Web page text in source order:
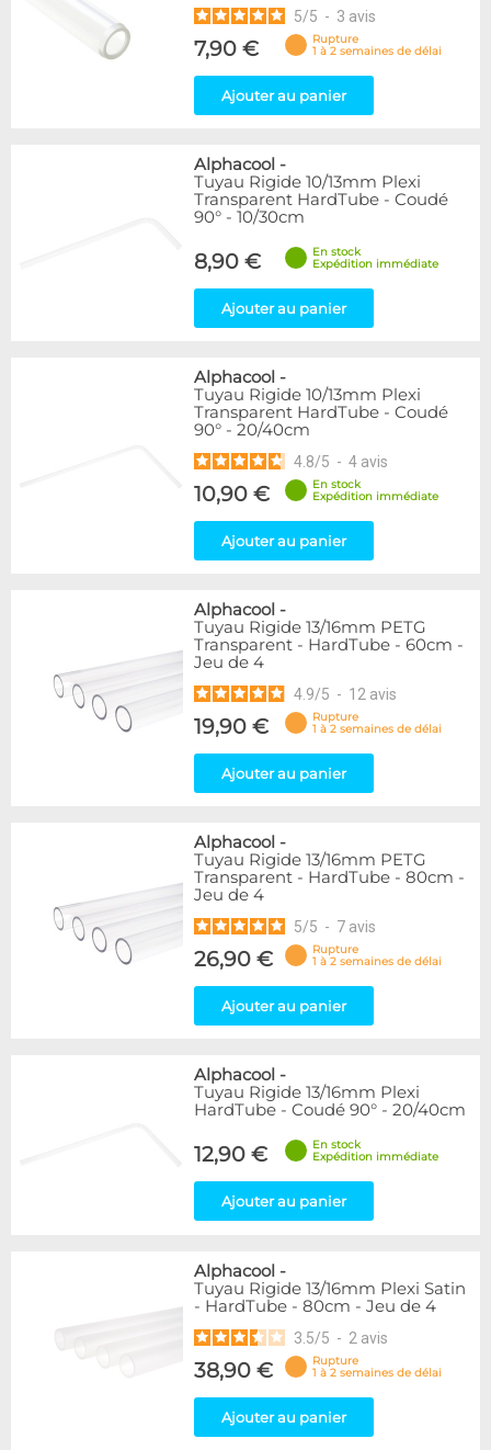
5/5 - 3 avis
7,90 €
Rupture
1 à 2 semaines de délai
Ajouter au panier
Alphacool -
Tuyau Rigide 10/13mm Plexi
Transparent HardTube - Coudé
90° - 10/30cm
8,90 €
En stock
Expédition immédiate
Ajouter au panier
Alphacool -
Tuyau Rigide 10/13mm Plexi
Transparent HardTube - Coudé
90° - 20/40cm
4.8/5 - 4 avis
10,90 €
En stock
Expédition immédiate
Ajouter au panier
Alphacool -
Tuyau Rigide 13/16mm PETG
Transparent - HardTube - 60cm -
Jeu de 4
4.9/5 - 12 avis
19,90 €
Rupture
1 à 2 semaines de délai
Ajouter au panier
Alphacool -
Tuyau Rigide 13/16mm PETG
Transparent - HardTube - 80cm -
Jeu de 4
5/5 - 7 avis
26,90 €
Rupture
1 à 2 semaines de délai
Ajouter au panier
Alphacool -
Tuyau Rigide 13/16mm Plexi
HardTube - Coudé 90° - 20/40cm
12,90 €
En stock
Expédition immédiate
Ajouter au panier
Alphacool -
Tuyau Rigide 13/16mm Plexi Satin
- HardTube - 80cm - Jeu de 4
3.5/5 - 2 avis
38,90 €
Rupture
1 à 2 semaines de délai
Ajouter au panier